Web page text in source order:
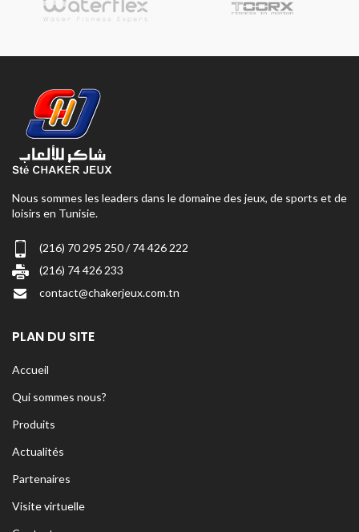
Nous sommes les leaders dans le domaine des jeux, de sports et de
loisirs en Tunisie.
(216) 70 295 250 / 74 426 222
(216) 74 426 233
contact@chakerjeux.com.tn
PLAN DU SITE
Accueil
Qui sommes nous?
Produits
Actualités
Partenaires
Visite virtuelle